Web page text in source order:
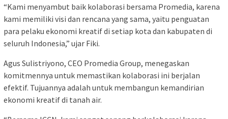
“Kami menyambut baik kolaborasi bersama Promedia, karena
kami memiliki visi dan rencana yang sama, yaitu penguatan
para pelaku ekonomi kreatif di setiap kota dan kabupaten di
seluruh Indonesia,” ujar Fiki.
Agus Sulistriyono, CEO Promedia Group, menegaskan
komitmennya untuk memastikan kolaborasi ini berjalan
efektif. Tujuannya adalah untuk membangun kemandirian
ekonomi kreatif di tanah air.